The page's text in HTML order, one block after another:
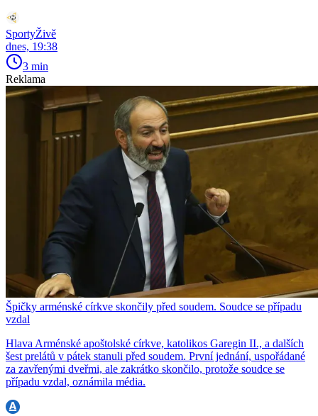
SportyŽivě
dnes, 19:38
3 min
Reklama
Špičky arménské církve skončily před soudem. Soudce se případu
vzdal
Hlava Arménské apoštolské církve, katolikos Garegin II., a dalších
šest prelátů v pátek stanuli před soudem. První jednání, uspořádané
za zavřenými dveřmi, ale zakrátko skončilo, protože soudce se
případu vzdal, oznámila média.